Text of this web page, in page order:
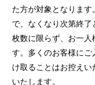
た方が対象となりま
で、なくなり次第終
枚数に限らず、お一人
す。多くのお客様に
け取ることはお控え
いたします。